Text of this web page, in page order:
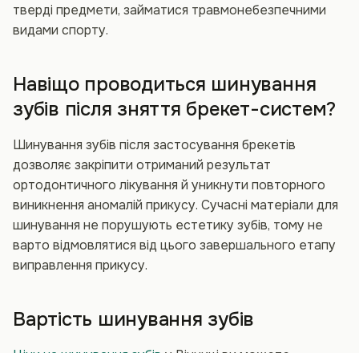
тверді предмети, займатися травмонебезпечними
видами спорту.
Навіщо проводиться шинування
зубів після зняття брекет-систем?
Шинування зубів після застосування брекетів
дозволяє закріпити отриманий результат
ортодонтичного лікування й уникнути повторного
виникнення аномалій прикусу. Сучасні матеріали для
шинування не порушують естетику зубів, тому не
варто відмовлятися від цього завершального етапу
виправлення прикусу.
Вартість шинування зубів